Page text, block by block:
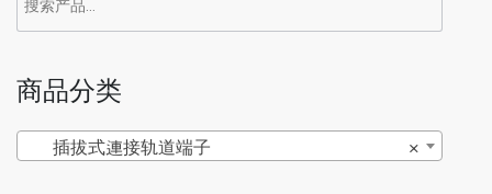
商品分类
×
插拔式連接轨道端子